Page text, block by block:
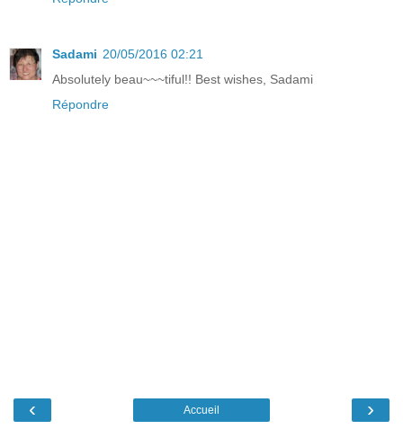
Sadami 20/05/2016 02:21
Absolutely beau~~~tiful!! Best wishes, Sadami
Répondre
‹ ›
Accueil